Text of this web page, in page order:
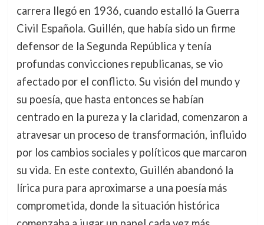
carrera llegó en 1936, cuando estalló la Guerra
Civil Española. Guillén, que había sido un firme
defensor de la Segunda República y tenía
profundas convicciones republicanas, se vio
afectado por el conflicto. Su visión del mundo y
su poesía, que hasta entonces se habían
centrado en la pureza y la claridad, comenzaron a
atravesar un proceso de transformación, influido
por los cambios sociales y políticos que marcaron
su vida. En este contexto, Guillén abandonó la
lírica pura para aproximarse a una poesía más
comprometida, donde la situación histórica